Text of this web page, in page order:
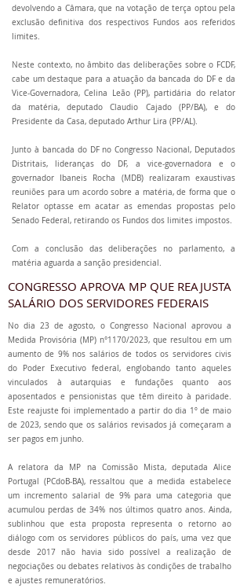
devolvendo a Câmara, que na votação de terça optou pela
exclusão definitiva dos respectivos Fundos aos referidos
limites.
Neste contexto, no âmbito das deliberações sobre o FCDF,
cabe um destaque para a atuação da bancada do DF e da
Vice-Governadora, Celina Leão (PP), partidária do relator
da matéria, deputado Claudio Cajado (PP/BA), e do
Presidente da Casa, deputado Arthur Lira (PP/AL).
Junto à bancada do DF no Congresso Nacional, Deputados
Distritais, lideranças do DF, a vice-governadora e o
governador Ibaneis Rocha (MDB) realizaram exaustivas
reuniões para um acordo sobre a matéria, de forma que o
Relator optasse em acatar as emendas propostas pelo
Senado Federal, retirando os Fundos dos limites impostos.
Com a conclusão das deliberações no parlamento, a
matéria aguarda a sanção presidencial.
CONGRESSO APROVA MP QUE REAJUSTA
SALÁRIO DOS SERVIDORES FEDERAIS
No dia 23 de agosto, o Congresso Nacional aprovou a
Medida Provisória (MP) n°1170/2023, que resultou em um
aumento de 9% nos salários de todos os servidores civis
do Poder Executivo federal, englobando tanto aqueles
vinculados à autarquias e fundações quanto aos
aposentados e pensionistas que têm direito à paridade.
Este reajuste foi implementado a partir do dia 1º de maio
de 2023, sendo que os salários revisados já começaram a
ser pagos em junho.
A relatora da MP na Comissão Mista, deputada Alice
Portugal (PCdoB-BA), ressaltou que a medida estabelece
um incremento salarial de 9% para uma categoria que
acumulou perdas de 34% nos últimos quatro anos. Ainda,
sublinhou que esta proposta representa o retorno ao
diálogo com os servidores públicos do país, uma vez que
desde 2017 não havia sido possível a realização de
negociações ou debates relativos às condições de trabalho
e ajustes remuneratórios.